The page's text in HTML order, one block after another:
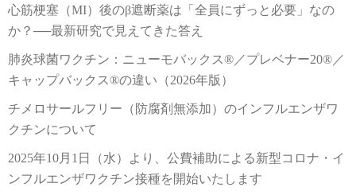
心筋梗塞（MI）後のβ遮断薬は「全員にずっと必要」なの
か？──最新研究で見えてきた答え
肺炎球菌ワクチン：ニューモバックス®／プレベナー20®／
キャップバックス®の違い（2026年版）
チメロサールフリー（防腐剤無添加）のインフルエンザワ
クチンについて
2025年10月1日（水）より、公費補助による新型コロナ・イ
ンフルエンザワクチン接種を開始いたします